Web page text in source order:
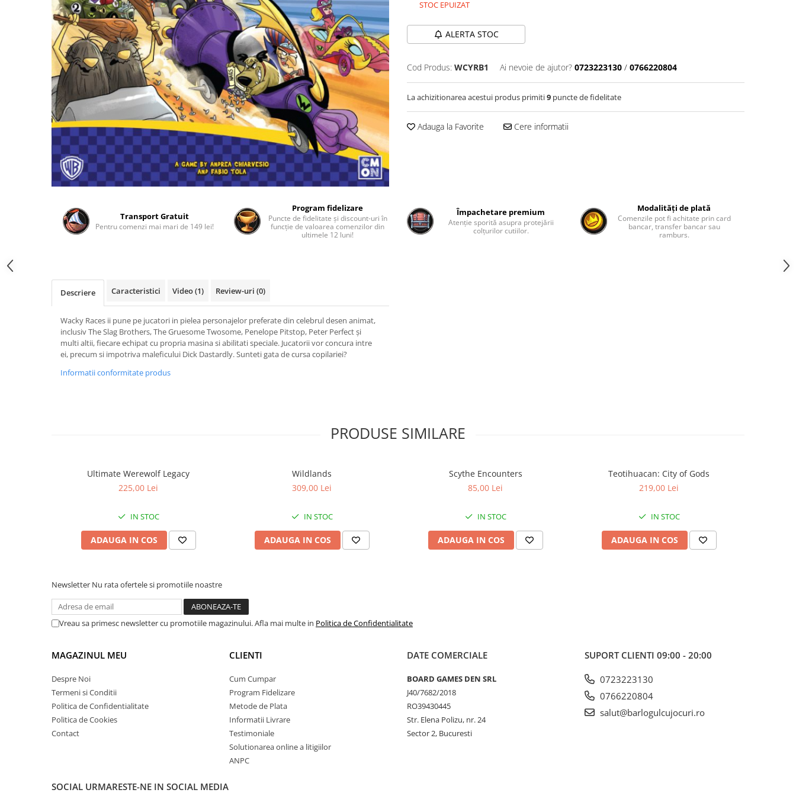
2 - 4 jucători
5 - 6 jucători
Categoriile Noastre
Premiate internațional
Colecția personală
Ușor de invățat
Grafică impresionantă
Ușor de transportat
Cele mai vândute
Durata de joc
Sub 30 de minute
De război
STOC EPUIZAT
ALERTA STOC
Cod Produs: WCYRB1 Ai nevoie de ajutor? 0723223130 / 0766220804
La achizitionarea acestui produs primiti9 puncte de fidelitate
Adauga la Favorite Cere informatii
Transport Gratuit
Pentru comenzi mai mari de 149 lei!
Program fidelizare
Puncte de fidelitate și discount-uri în
funcție de valoarea comenzilor din
ultimele 12 luni!
Împachetare premium
Atenție sporită asupra protejării
colțurilor cutiilor.
Modalități de plată
Comenzile pot fi achitate prin card
bancar, transfer bancar sau
ramburs.
Descriere Caracteristici Video(1) Review-uri (0)
Wacky Races ii pune pe jucatori in pielea personajelor preferate din celebrul desen animat,
inclusiv The Slag Brothers, The Gruesome Twosome, Penelope Pitstop, Peter Perfect și
multi altii, fiecare echipat cu propria masina si abilitati speciale. Jucatorii vor concura intre
ei, precum si impotriva maleficului Dick Dastardly. Sunteti gata de cursa copilariei?
Informatii conformitate produs
PRODUSE SIMILARE
Ultimate Werewolf Legacy
225,00 Lei
IN STOC
ADAUGA IN COS
Wildlands
309,00 Lei
IN STOC
ADAUGA IN COS
Scythe Encounters
85,00 Lei
IN STOC
ADAUGA IN COS
Teotihuacan: City of Gods
219,00 Lei
IN STOC
ADAUGA IN COS
Newsletter Nu rata ofertele si promotiile noastre
Vreau sa primesc newsletter cu promotiile magazinului. Afla mai multe in Politica de Confidentialitate
MAGAZINUL MEU
Despre Noi
Termeni si Conditii
Politica de Confidentialitate
Politica de Cookies
Contact
CLIENTI
Cum Cumpar
Program Fidelizare
Metode de Plata
Informatii Livrare
Testimoniale
Solutionarea online a litigiilor
ANPC
DATE COMERCIALE
BOARD GAMES DEN SRL
J40/7682/2018
RO39430445
Str. Elena Polizu, nr. 24
Sector 2, Bucuresti
SUPORT CLIENTI 09:00 - 20:00
0723223130
0766220804
salut@barlogulcujocuri.ro
SOCIAL URMARESTE-NE IN SOCIAL MEDIA